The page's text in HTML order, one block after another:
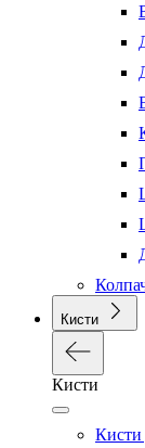
Кисти
Кисти
Кисти